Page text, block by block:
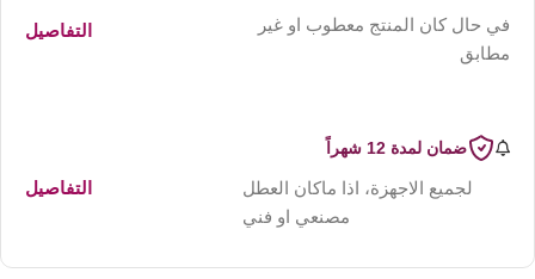
في حال كان المنتج معطوب او غير
مطابق
التفاصيل
ضمان لمدة 12 شهراً
لجميع الاجهزة، اذا ماكان العطل
مصنعي او فني
التفاصيل